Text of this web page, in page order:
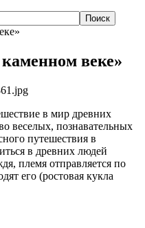
веке»
в мир древних
веселых, познавательных
путешествия в
в древних людей
племя отправляется по
его (ростовая кукла